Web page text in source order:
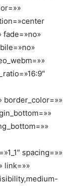
fade=»no»
border_color=»»
spacing=»»
link=»»